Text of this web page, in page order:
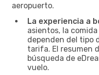
aeropuerto.
La experiencia a
asientos, la
dependen del tipo
tarifa. El resumen
búsqueda de
vuelo.